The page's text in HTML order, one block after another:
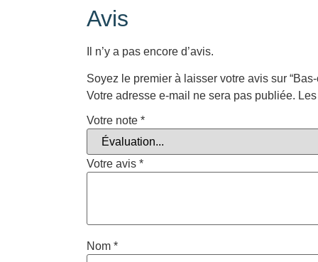
Avis
Il n’y a pas encore d’avis.
Soyez le premier à laisser votre avis sur
Votre adresse e-mail ne sera pas publiée.
Votre note *
Votre avis *
Nom *